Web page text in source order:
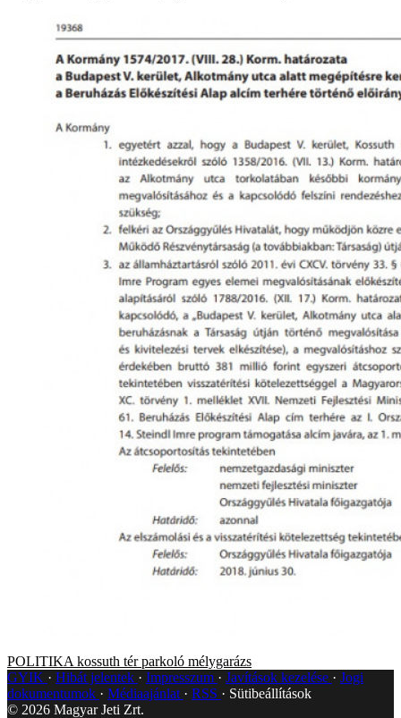
POLITIKA kossuth tér parkoló mélygarázs
GYIK
Hibát jelentek Impresszum Javítások kezelése
Jogi
dokumentumok
Médiaajánlat RSS
Sütibeállítások
© 2026 Magyar Jeti Zrt.